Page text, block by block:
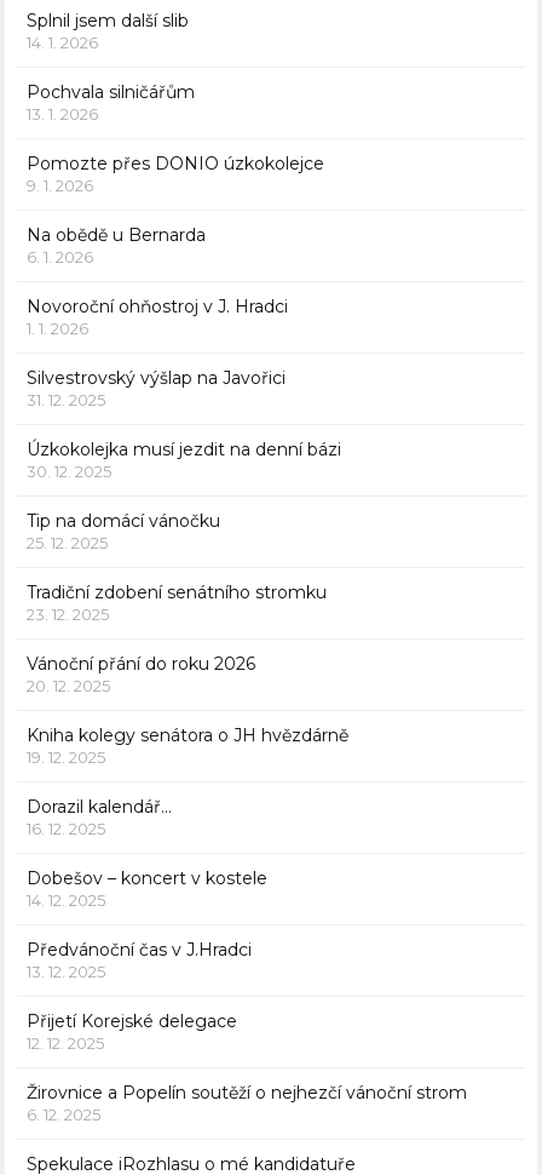
Splnil jsem další slib
14. 1. 2026
Pochvala silničářům
13. 1. 2026
Pomozte přes DONIO úzkokolejce
9. 1. 2026
Na obědě u Bernarda
6. 1. 2026
Novoroční ohňostroj v J. Hradci
1. 1. 2026
Silvestrovský výšlap na Javořici
31. 12. 2025
Úzkokolejka musí jezdit na denní bázi
30. 12. 2025
Tip na domácí vánočku
25. 12. 2025
Tradiční zdobení senátního stromku
23. 12. 2025
Vánoční přání do roku 2026
20. 12. 2025
Kniha kolegy senátora o JH hvězdárně
19. 12. 2025
Dorazil kalendář…
16. 12. 2025
Dobešov – koncert v kostele
14. 12. 2025
Předvánoční čas v J.Hradci
13. 12. 2025
Přijetí Korejské delegace
12. 12. 2025
Žirovnice a Popelín soutěží o nejhezčí vánoční strom
6. 12. 2025
Spekulace iRozhlasu o mé kandidatuře